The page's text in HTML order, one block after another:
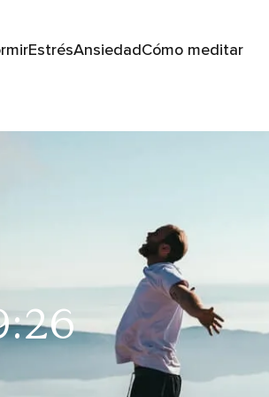
EstrésAnsiedadCómo meditar